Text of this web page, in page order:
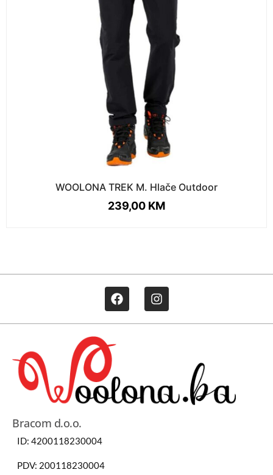
WOOLONA TREK M. Hlače Outdoor
239,00 KM
Bracom d.o.o.
ID: 4200118230004
PDV: 200118230004